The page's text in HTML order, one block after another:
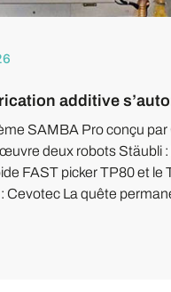
additive
SAMBA Pro conçu
deux robots Stäubli :
FAST picker TP80 et le
Cevotec La quête